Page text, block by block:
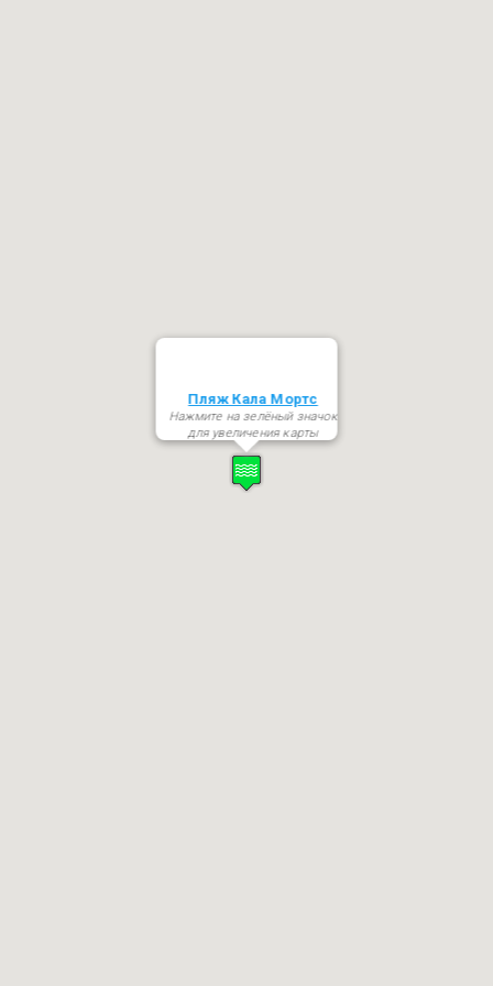
Пляж Кала Мортс
Нажмите на зелёный значок
для увеличения карты